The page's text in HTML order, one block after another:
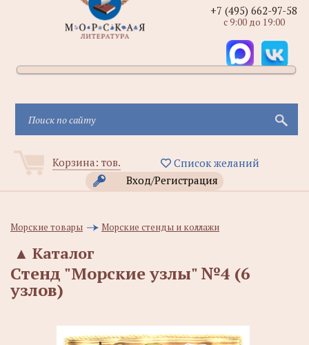
Корзина: тов.
Список желаний
Вход/Регистрация
+7 (495) 662-97-58
с 9:00 до 19:00
Морские товары Морские стенды и коллажи
Каталог
▲
Стенд "Морские узлы" №4 (6
узлов)